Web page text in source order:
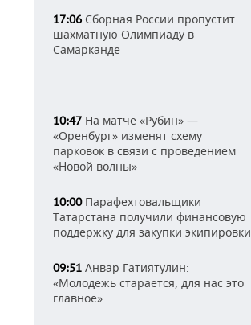
17:06 Сборная России пропустит
шахматную Олимпиаду в
Самарканде
10:47 На матче «Рубин» —
«Оренбург» изменят схему
парковок в связи с проведением
«Новой волны»
10:00Парафехтовальщики
Татарстана получили финансовую
поддержку для закупки экипировки
09:51 Анвар Гатиятулин:
«Молодежь старается, для нас это
главное»